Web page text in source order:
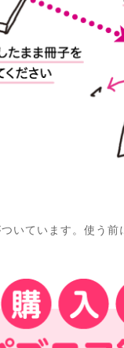
いています。使う